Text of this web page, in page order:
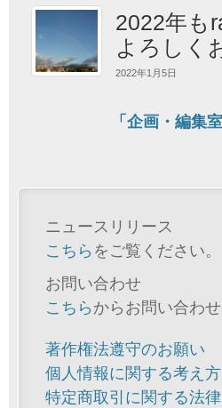
2022年も
よろしく
2022年1月5日
「企画・編集
ニュースリリース
こちら をご覧ください。
お問い合わせ
こちら からお問い合わせ
著作権法遵守のお願い
個人情報に関する考え方
特定商取引に関する法